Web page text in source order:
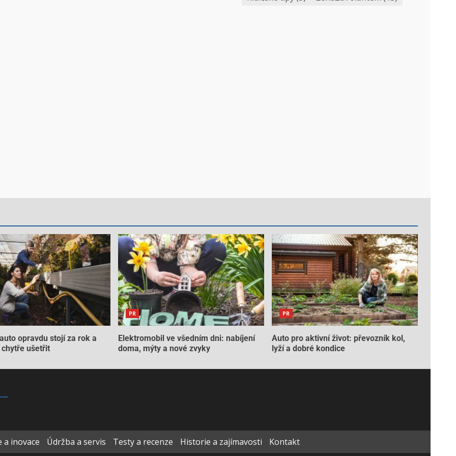
opravdu stojí za rok a
chytře ušetřit
PR
Elektromobil ve všedním dni: nabíjení
doma, mýty a nové zvyky
PR
Auto pro aktivní život: převozník kol,
lyží a dobré kondice
a inovace Údržba a servis Testy a recenze Historie a zajímavosti Kontakt